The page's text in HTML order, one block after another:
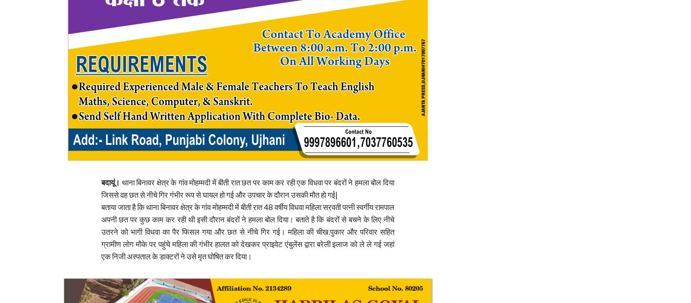
बदायूं। थाना बिनावर क्षेत्र के गांव मोहम्मदी में बीती रात छत पर काम कर रही एक विधवा पर बंदरों ने हमला बोल दिया
जिससे वह छत से नीचे गिर गंभीर रूप से घायल हो गई और उपचार के दौरान उसकी मौत हो गई|
बताया जाता है कि थाना बिनावर क्षेत्र के गांव मोहम्मदी में बीती रात 48 वर्षीय विधवा महिला सरवती पत्नी स्वर्गीय रामपाल
अपनी छत पर कुछ काम कर रही थी इसी दौरान बंदरों ने हमला बोल दिया। बताते है कि बंदरों से बचने के लिए नीचे
उतरने को भागी विधवा का पैर फिसल गया और छत से नीचे गिर गई। महिला की चीख.पुकार और परिवार सहित
ग्रामीण लोग मौके पर पहुंचे महिला की गंभीर हालत को देखकर प्राइवेट एंबुलेंस द्वारा बरेली इलाज को ले ले गई जहां
एक निजी अस्पताल के डाक्टरों ने उसे मृत घोषित कर दिया।